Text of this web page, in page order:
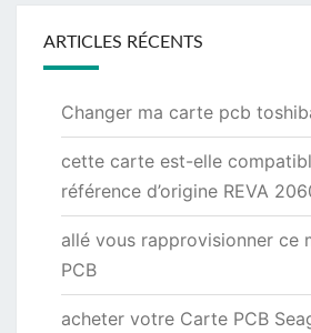
ARTICLES RÉCENTS
Changer ma carte pcb
cette carte est-elle
référence d’origine REVA
allé vous rapprovisionner ce
PCB
acheter votre Carte PCB